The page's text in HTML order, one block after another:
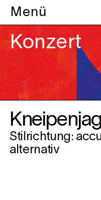
Menü
Konzert
Stilrichtung:
alternativ